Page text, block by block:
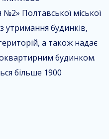
№2» Полтавської міської
утримання будинків,
а також надає
будинком.
більше 1900